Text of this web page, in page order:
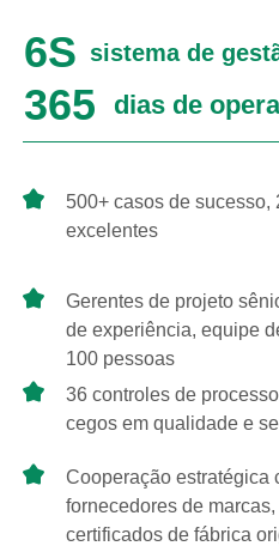
6S sistema de
365 dias de
500+ casos de sucesso,
excelentes
Gerentes de projeto
de experiência, equipe
100 pessoas
36 controles de
cegos em qualidade e
Cooperação estratégica
fornecedores de
certificados de fábrica